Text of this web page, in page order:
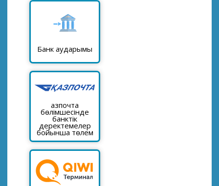
Банк аударымы
Қазпочта
бөлімшесінде
банктік
деректемелер
бойынша төлем